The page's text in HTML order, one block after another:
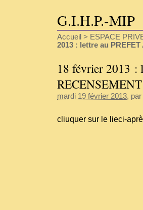
G.I.H.P.-MIP
Accueil > ESPACE
2013 : lettre au
18 février 2013 :
mardi 19 février 2013, par
cliuquer sur le lieci-